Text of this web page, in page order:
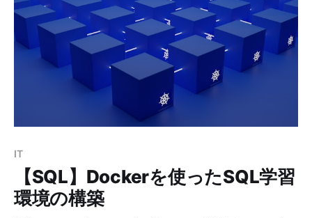
NULL = NULL ... 次に、true、false、unkownの力関係
は下記のとおりです。 【ANDの場合】 false >
unknown > true 【 ORの場合】 true > unknown >
false したがって、真理表は下記のとおりになります。
ANDtureunknownfalse truetrueunknownfalse
unknownunknownunknownfalse falsefalsefalsefalse
IT
【SQL】Dockerを使ったSQL学習
環境の構築